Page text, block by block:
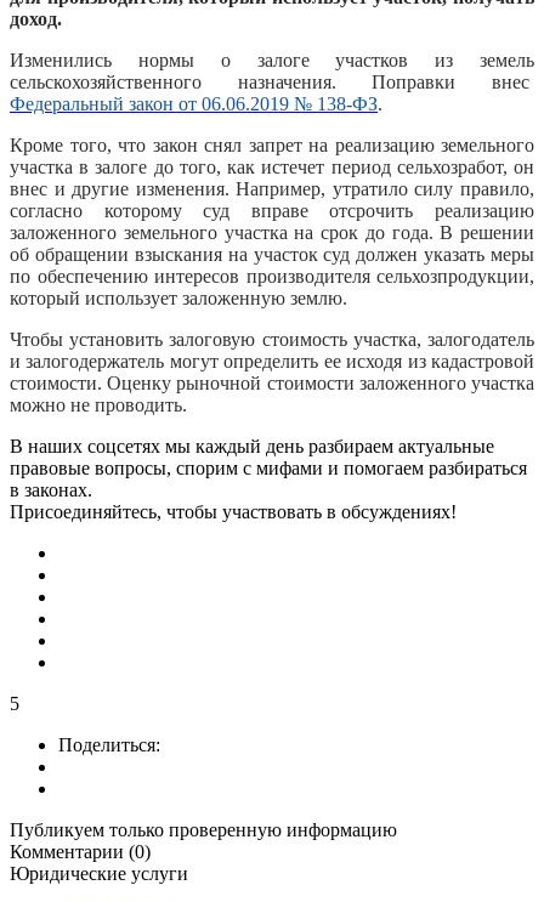
доход.
Изменились нормы о залоге участков из земель
сельскохозяйственного назначения. Поправки внес
Федеральный закон от 06.06.2019 № 138-ФЗ.
Кроме того, что закон снял запрет на реализацию земельного
участка в залоге до того, как истечет период сельхозработ, он
внес и другие изменения. Например, утратило силу правило,
согласно которому суд вправе отсрочить реализацию
заложенного земельного участка на срок до года. В решении
об обращении взыскания на участок суд должен указать меры
по обеспечению интересов производителя сельхозпродукции,
который использует заложенную землю.
Чтобы установить залоговую стоимость участка, залогодатель
и залогодержатель могут определить ее исходя из кадастровой
стоимости. Оценку рыночной стоимости заложенного участка
можно не проводить.
В наших соцсетях мы каждый день разбираем актуальные
правовые вопросы, спорим с мифами и помогаем разбираться
в законах.
Присоединяйтесь, чтобы участвовать в обсуждениях!
5
Поделиться:
Публикуем только проверенную информацию
Комментарии (0)
Юридические услуги